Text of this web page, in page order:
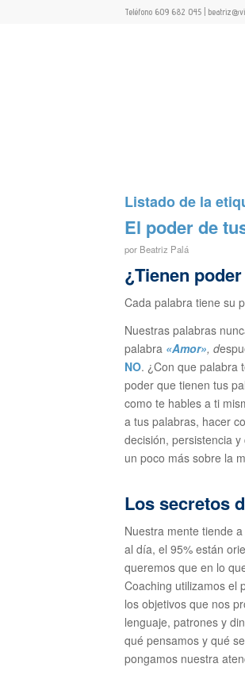
Teléfono 609 682 045 |
Listado de la
El poder de
por Beatriz Palá
¿Tienen
Cada palabra tiene su
Nuestras palabras
palabra «Amor», d
NO. ¿Con que palabra
poder que tienen tus
como te hables a ti
a tus palabras, hacer
decisión, persistencia
un poco más sobre la
Los secretos
Nuestra mente tiende
al día, el 95% están
queremos que en lo
Coaching utilizamos el
los objetivos que nos
lenguaje, patrones y
qué pensamos y qué
pongamos nuestra